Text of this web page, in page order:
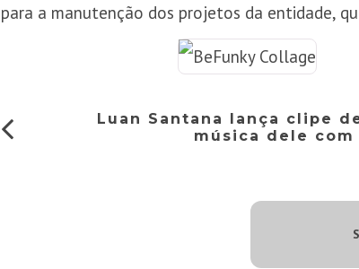
para a manutenção dos projetos da entidade,
Luan Santana lança clipe de
música dele